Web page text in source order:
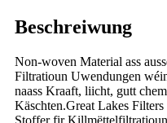
Beschreiwung
Non-woven Material ass
Filtratioun Uwendungen
naass Kraaft, liicht, gutt
Käschten.Great Lakes
Stoffer fir